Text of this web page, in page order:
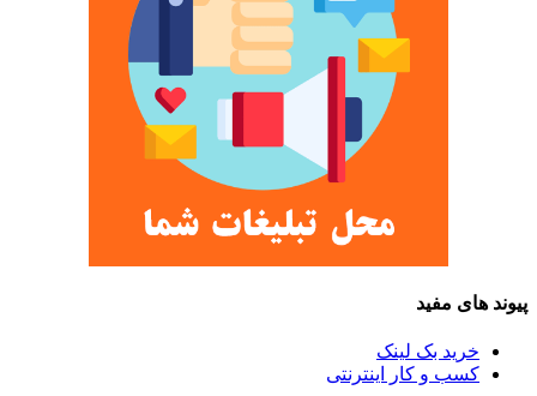
پیوند های مفید
خرید بک لینک
کسب و کار اینترنتی